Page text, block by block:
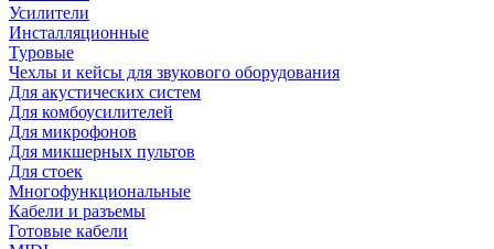
Усилители
Инсталляционные
Туровые
Чехлы и кейсы для звукового оборудования
Для акустических систем
Для комбоусилителей
Для микрофонов
Для микшерных пультов
Для стоек
Многофункциональные
Кабели и разъемы
Готовые кабели